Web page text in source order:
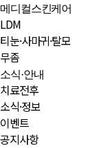
메디컬스킨케어
LDM
티눈·사마귀·탈모
무좀
소식·안내
치료전후
소식·정보
이벤트
공지사항